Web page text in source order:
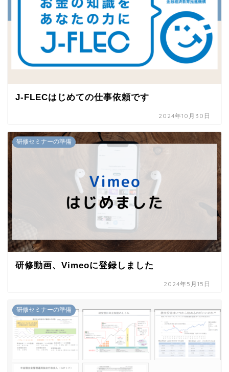
J-FLECはじめての仕事依頼です
2024年10月30日
研修セミナーの準備
研修動画、Vimeoに登録しました
2024年5月15日
研修セミナーの準備